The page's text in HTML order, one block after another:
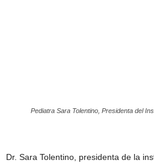
Pediatra Sara Tolentino, Presidenta del
Dr. Sara Tolentino, presidenta de la